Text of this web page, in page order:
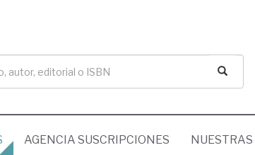
AGENCIA SUSCRIPCIONES NUESTRAS